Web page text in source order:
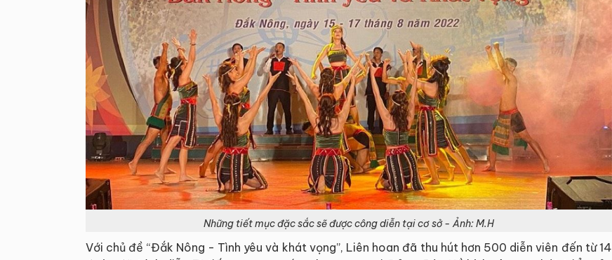
Những tiết mục đặc sắc sẽ được công diễn tại cơ sở - Ảnh: M.H
Với chủ đề “Đắk Nông - Tình yêu và khát vọng”, Liên hoan đã thu hút hơn 500 diễn viên đến từ 14